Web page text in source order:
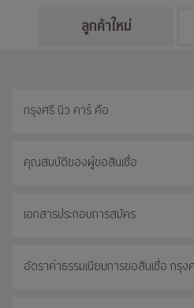
ลูกค้าใหม่
กรุงศรี นิว คาร์ คือ
คุณสมบัติของผู้ขอสินเชื่อ
เอกสารประกอบการสมัคร
อัตราค่าธรรมเนียมการขอสินเชื่อ กรุ